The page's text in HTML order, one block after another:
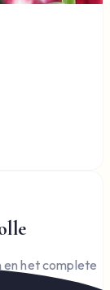
het complete